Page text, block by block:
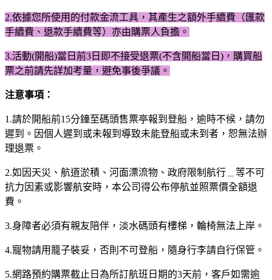
2.依據您所使用的付款金流工具，其產生之額外手續費（匯款
手續費、退款手續費等）亦由購票人負擔。​
3.活動(開船)當日前3日即不接受退票(不含開船當日)，​ 購買船
票之前請先詳加考量，避免事後爭議。
注意事項：
1.請於開船前15分鐘至碼頭售票亭報到登船，逾時不候，請勿
遲到。因個人遲到或未報到導致未能登船或未到者，恕無法辦
理退票。
2.如因天災、航道淤積、河面漂流物、政府限制航行﹍等不可
抗力因素或影響航安時，本公司得公布停航並照票價全額退
費。
3.身障者必須有親友陪伴，淡水碼頭有樓梯，輪椅無法上岸。
4.寵物請用籠子裝妥，否則不可登船，隨身行李請自行保管。
5.網路預約購票截止日為所訂航班日期的3天前，客戶如需逾